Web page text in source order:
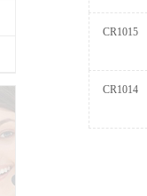
CR1015
CR1014